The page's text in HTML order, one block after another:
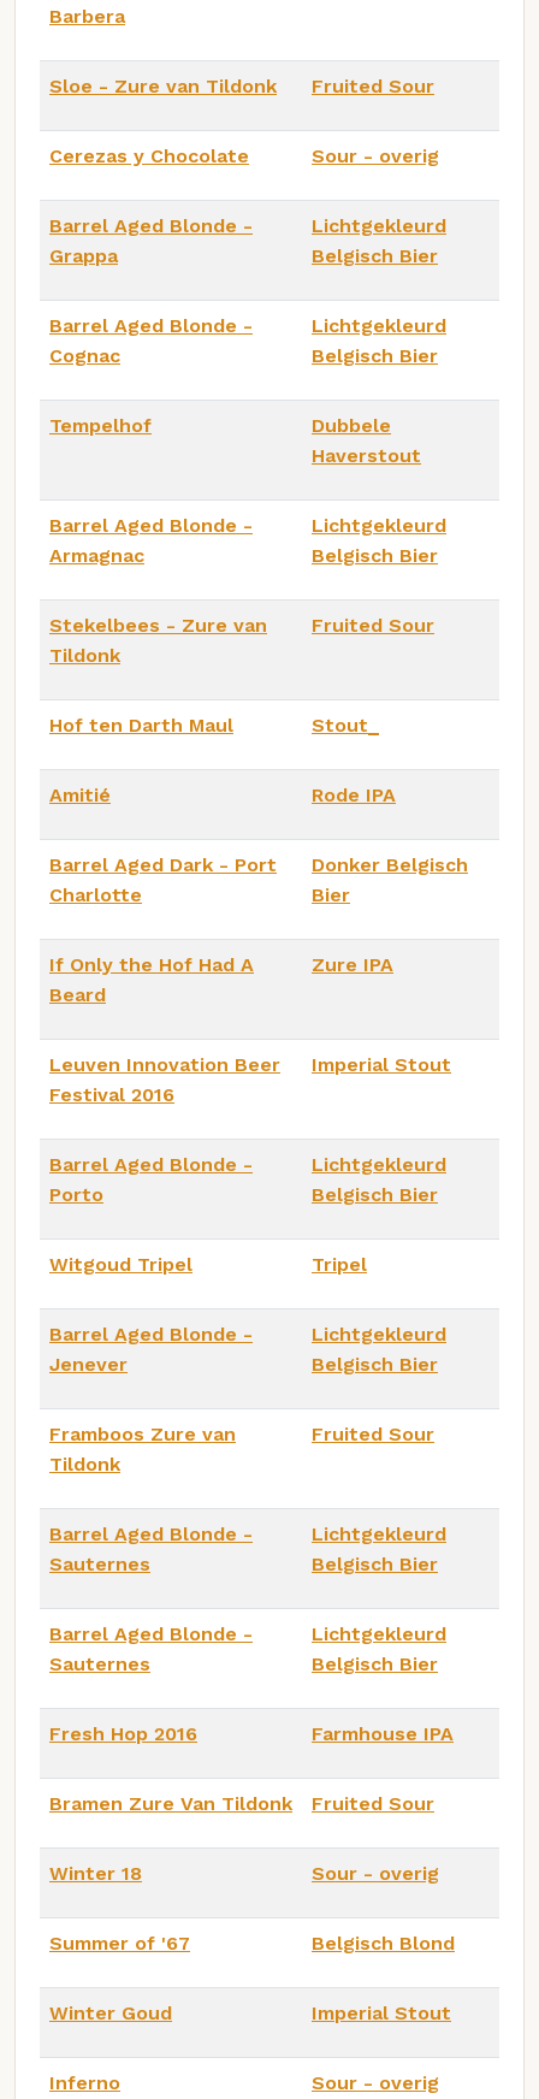
Barbera
Sloe - Zure van Tildonk Fruited Sour
Cerezas y Chocolate Sour - overig
Barrel Aged Blonde -
Grappa
Lichtgekleurd
Belgisch Bier
Barrel Aged Blonde -
Cognac
Lichtgekleurd
Belgisch Bier
Tempelhof
Dubbele
Haverstout
Barrel Aged Blonde -
Armagnac
Lichtgekleurd
Belgisch Bier
Stekelbees - Zure van
Tildonk
Fruited Sour
Hof ten Darth Maul Stout_
Amitié Rode IPA
Barrel Aged Dark - Port
Charlotte
Donker Belgisch
Bier
If Only the Hof Had A
Beard
Zure IPA
Leuven Innovation Beer
Festival 2016
Imperial Stout
Barrel Aged Blonde -
Porto
Lichtgekleurd
Belgisch Bier
Witgoud Tripel Tripel
Barrel Aged Blonde -
Jenever
Lichtgekleurd
Belgisch Bier
Framboos Zure van
Tildonk
Fruited Sour
Barrel Aged Blonde -
Sauternes
Lichtgekleurd
Belgisch Bier
Barrel Aged Blonde -
Sauternes
Lichtgekleurd
Belgisch Bier
Fresh Hop 2016 Farmhouse IPA
Bramen Zure Van Tildonk Fruited Sour
Winter 18 Sour - overig
Summer of '67 Belgisch Blond
Winter Goud Imperial Stout
Inferno Sour - overig